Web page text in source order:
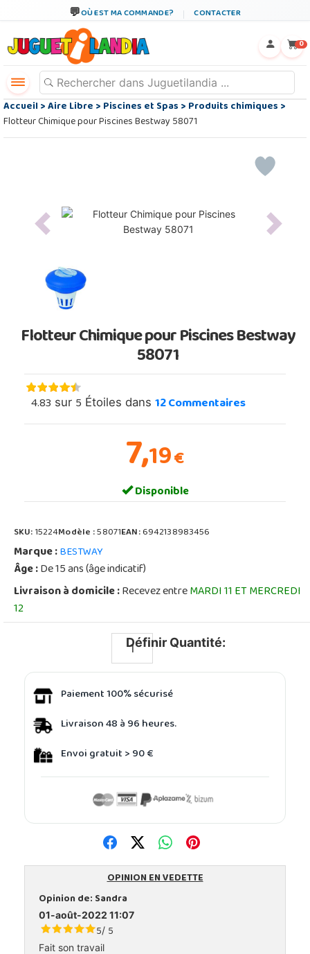
OÙ EST MA COMMANDE? CONTACTER
0
Accueil>Aire Libre>Piscines et Spas>Produits chimiques>
Flotteur Chimique pour Piscines Bestway 58071
Previous Next
Flotteur Chimique pour Piscines Bestway
58071
4.83 sur 5 Étoiles dans 12Commentaires
7,19€
Disponible
SKU:15224Modèle :58071EAN:6942138983456
Marque :BESTWAY
Âge :De 15 ans (âge indicatif)
Livraison à domicile :Recevez entreMARDI 11 ET MERCREDI
12
Définir Quantité:
Paiement 100% sécurisé
Livraison 48 à 96 heures.
Envoi gratuit > 90 €
OPINION EN VEDETTE
Opinion de:Sandra
01-août-2022 11:07
5/ 5
Fait son travail